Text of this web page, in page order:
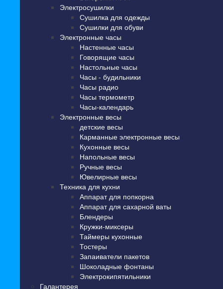
Электросушилки
Сушилка для одежды
Сушилки для обуви
Электронные часы
Настенные часы
Говорящие часы
Настольные часы
Часы - будильники
Часы радио
Часы термометр
Часы-календарь
Электронные весы
детские весы
Карманные электронные весы
Кухонные весы
Напольные весы
Ручные весы
Ювелирные весы
Техника для кухни
Аппарат для попкорна
Аппарат для сахарной ваты
Блендеры
Кружки-миксеры
Таймеры кухонные
Тостеры
Запаиватели пакетов
Шоколадные фонтаны
Электрокипятильники
Галантерея